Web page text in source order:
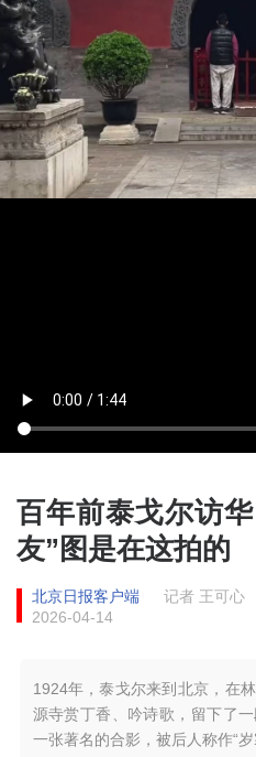
百年前泰戈尔访
友”图是在这拍的
北京日报客户端
记者 王可心
2026-04-14
1924年，泰戈尔来到北京，在
源寺赏丁香、吟诗歌，留下了
一张著名的合影，被后人称作“岁